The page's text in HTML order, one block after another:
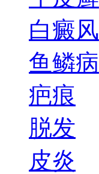
白癜风
鱼鳞病
疤痕
脱发
皮炎